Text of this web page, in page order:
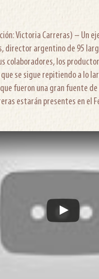
Victoria Carreras) – Un
director argentino de 95
colaboradores, los
se sigue repitiendo a lo
fueron una gran fuente
estarán presentes en el